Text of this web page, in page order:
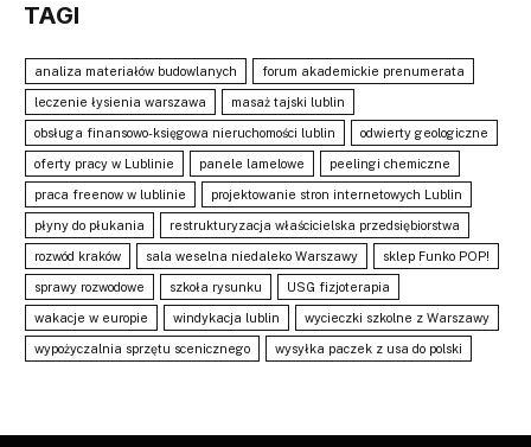
TAGI
analiza materiałów budowlanych forum akademickie prenumerata
leczenie łysienia warszawa masaż tajski lublin
obsługa finansowo-księgowa nieruchomości lublin odwierty geologiczne
oferty pracy w Lublinie panele lamelowe peelingi chemiczne
praca freenow w lublinie projektowanie stron internetowych Lublin
płyny do płukania restrukturyzacja właścicielska przedsiębiorstwa
rozwód kraków sala weselna niedaleko Warszawy sklep Funko POP!
sprawy rozwodowe szkoła rysunku USG fizjoterapia
wakacje w europie windykacja lublin wycieczki szkolne z Warszawy
wypożyczalnia sprzętu scenicznego wysyłka paczek z usa do polski